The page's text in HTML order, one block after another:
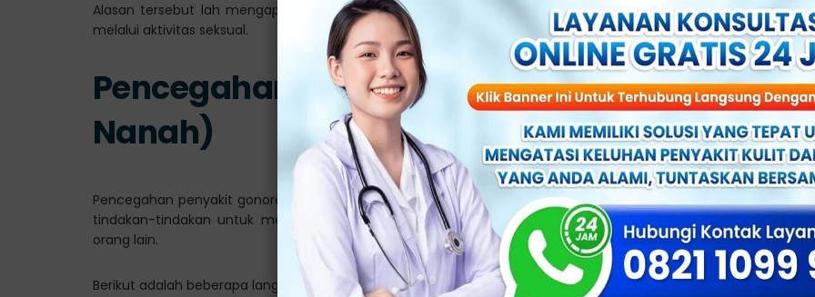
Alasan tersebut lah mengapa gonore termasuk dalam kategori penyakit kelamin dan mudah menular
melalui aktivitas seksual.
Pencegahan Penyakit Gonore (Kencing
Nanah)
Pencegahan penyakit gonore, juga dikenal sebagai kencing nanah atau gonorrhea. Infeksi ini melibatkan
tindakan-tindakan untuk mengurangi risiko terinfeksi dan mencegah penyebaran penyakit ini kepada
orang lain.
Berikut adalah beberapa langkah pencegahan yang dapat Anda lakukan yakni: